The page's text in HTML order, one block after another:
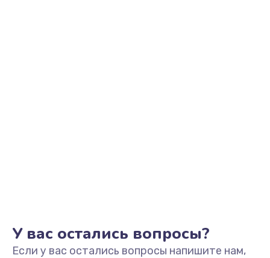
У вас остались вопросы?
Если у вас остались вопросы напишите нам,